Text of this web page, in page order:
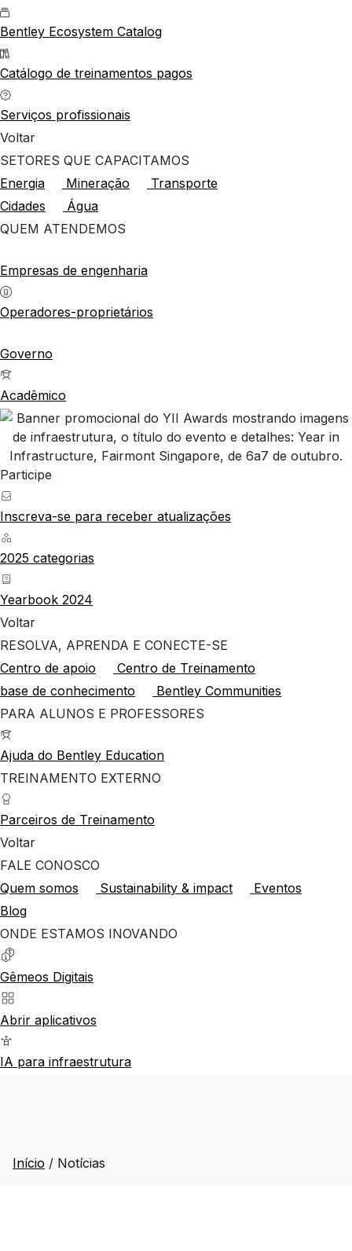
Bentley Ecosystem Catalog
Catálogo de treinamentos pagos
Serviços profissionais
Voltar
SETORES QUE CAPACITAMOS
Energia
Mineração
Transporte
Cidades
Água
QUEM ATENDEMOS
Empresas de engenharia
Operadores-proprietários
Governo
Acadêmico
Participe
Inscreva-se para receber atualizações
2025 categorias
Yearbook 2024
Voltar
RESOLVA, APRENDA E CONECTE-SE
Centro de apoio
Centro de Treinamento
base de conhecimento
Bentley Communities
PARA ALUNOS E PROFESSORES
Ajuda do Bentley Education
TREINAMENTO EXTERNO
Parceiros de Treinamento
Voltar
FALE CONOSCO
Quem somos
Sustainability & impact
Eventos
Blog
ONDE ESTAMOS INOVANDO
Gêmeos Digitais
Abrir aplicativos
IA para infraestrutura
Início / Notícias